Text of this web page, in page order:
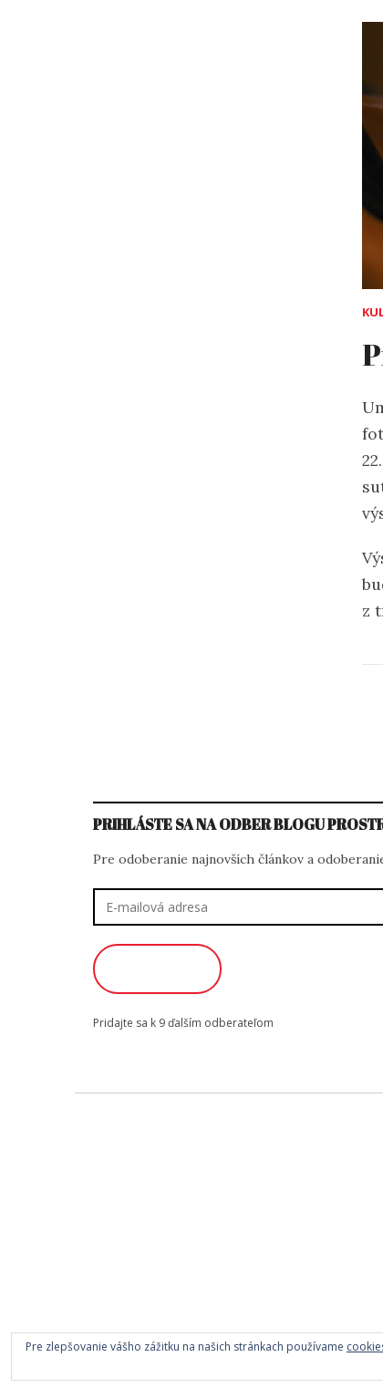
z
PRIHLÁSTE SA NA ODBER BLOGU
Pre odoberanie najnovších článkov a
adresa
Pridajte sa k 9 ďalším odberateľom
Pre zlepšovanie vášho zážitku na našich stránkach používame